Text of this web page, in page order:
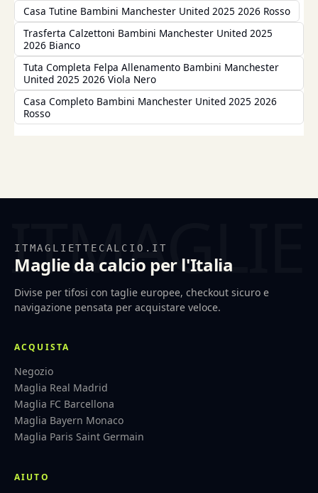
Casa Tutine Bambini Manchester United 2025 2026 Rosso
Trasferta Calzettoni Bambini Manchester United 2025
2026 Bianco
Tuta Completa Felpa Allenamento Bambini Manchester
United 2025 2026 Viola Nero
Casa Completo Bambini Manchester United 2025 2026
Rosso
ITMAGLIETTECALCIO.IT
Maglie da calcio per l'Italia
Divise per tifosi con taglie europee, checkout sicuro e
navigazione pensata per acquistare veloce.
ACQUISTA
Negozio
Maglia Real Madrid
Maglia FC Barcellona
Maglia Bayern Monaco
Maglia Paris Saint Germain
AIUTO